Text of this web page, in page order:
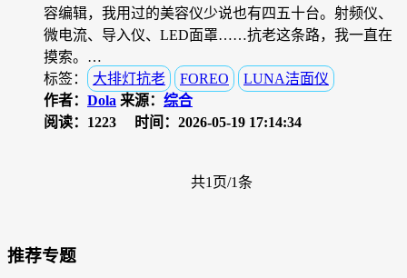
容编辑，我用过的美容仪少说也有四五十台。射频仪、
微电流、导入仪、LED面罩……抗老这条路，我一直在
摸索。…
标签：
大排灯抗老 FOREO
LUNA洁面仪
作者： Dola 来源： 综合
阅读：1223
时间：2026-05-19 17:14:34
共1页/1条
推荐专题